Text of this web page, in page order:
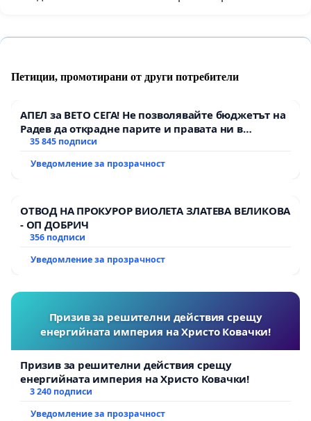
Петиции, промотирани от други потребители
АПЕЛ за ВЕТО СЕГА! Не позволявайте бюджетът на
Радев да открадне парите и правата ни в
тъмното
35 845 подписи
Уведомление за прозрачност
ОТВОД НА ПРОКУРОР ВИОЛЕТА ЗЛАТЕВА ВЕЛИКОВА
- ОП ДОБРИЧ
356 подписи
Уведомление за прозрачност
Призив за решителни действия срещу
енергийната империя на Христо Ковачки!
Призив за решителни действия срещу
енергийната империя на Христо Ковачки!
3 240 подписи
Уведомление за прозрачност